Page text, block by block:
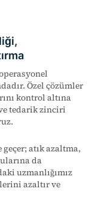
Özel çözümler
kontrol altına
tedarik zinciri
atık azaltma,
da
uzmanlığımız
azaltır ve